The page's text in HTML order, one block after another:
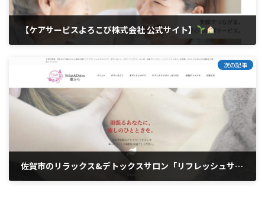
【ケアサービスよろこび株式会社 公式サイト】
次の記事
佐賀市のリラックス&デトックスサロン「リフレッシュサロン癒ふら」のホームページをリニューアルしました